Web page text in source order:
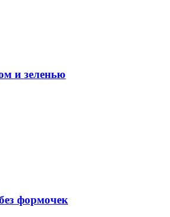
и зеленью
формочек